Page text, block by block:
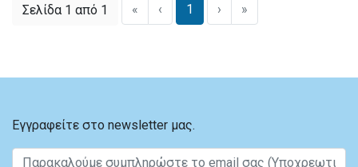
Σελίδα 1 από 1 « ‹ 1 › »
Εγγραφείτε στο newsletter μας.